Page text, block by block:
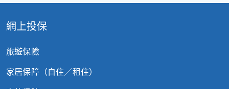
請參閱保單條款以了解更多各保障部份之不保事
網上投保
旅遊保險
家居保障（自住／租住）